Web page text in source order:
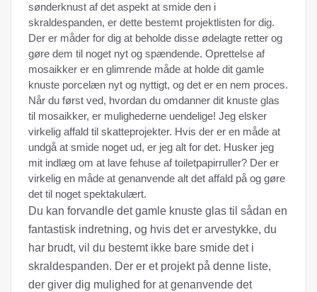
sønderknust af det aspekt at smide den i
skraldespanden, er dette bestemt projektlisten for dig.
Der er måder for dig at beholde disse ødelagte retter og
gøre dem til noget nyt og spændende. Oprettelse af
mosaikker er en glimrende måde at holde dit gamle
knuste porcelæn nyt og nyttigt, og det er en nem proces.
Når du først ved, hvordan du omdanner dit knuste glas
til mosaikker, er mulighederne uendelige! Jeg elsker
virkelig affald til skatteprojekter. Hvis der er en måde at
undgå at smide noget ud, er jeg alt for det. Husker jeg
mit indlæg om at lave fehuse af toiletpapirruller? Der er
virkelig en måde at genanvende alt det affald på og gøre
det til noget spektakulært.
Du kan forvandle det gamle knuste glas til sådan en
fantastisk indretning, og hvis det er arvestykke, du
har brudt, vil du bestemt ikke bare smide det i
skraldespanden. Der er et projekt på denne liste,
der giver dig mulighed for at genanvende det